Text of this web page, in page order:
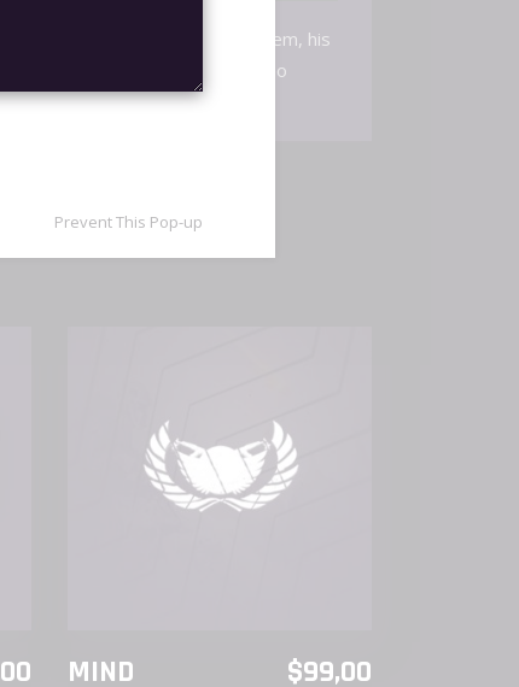
Prevent This Pop-up
nusquam atomorum mediocrem, his
apeirian assueverit, quo aeterno
AÑADIR AL CARRITO
MIND $99,00